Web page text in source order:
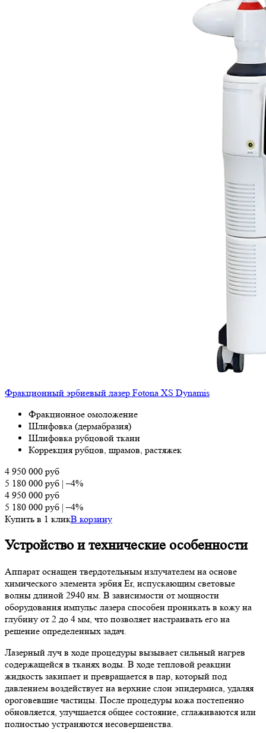
Фракционный эрбиевый лазер Fotona XS Dynamis
Фракционное омоложение
Шлифовка (дермабразия)
Шлифовка рубцовой ткани
Коррекция рубцов, шрамов, растяжек
4 950 000 руб
5 180 000 руб |–4%
4 950 000 руб
5 180 000 руб |–4%
Купить в 1 кликВ корзину
Устройство и технические особенности
Аппарат оснащен твердотельным излучателем на основе
химического элемента эрбия Er, испускающим световые
волны длиной 2940 нм. В зависимости от мощности
оборудования импульс лазера способен проникать в кожу на
глубину от 2 до 4 мм, что позволяет настраивать его на
решение определенных задач.
Лазерный луч в ходе процедуры вызывает сильный нагрев
содержащейся в тканях воды. В ходе тепловой реакции
жидкость закипает и превращается в пар, который под
давлением воздействует на верхние слои эпидермиса, удаляя
ороговевшие частицы. После процедуры кожа постепенно
обновляется, улучшается общее состояние, сглаживаются или
полностью устраняются несовершенства.